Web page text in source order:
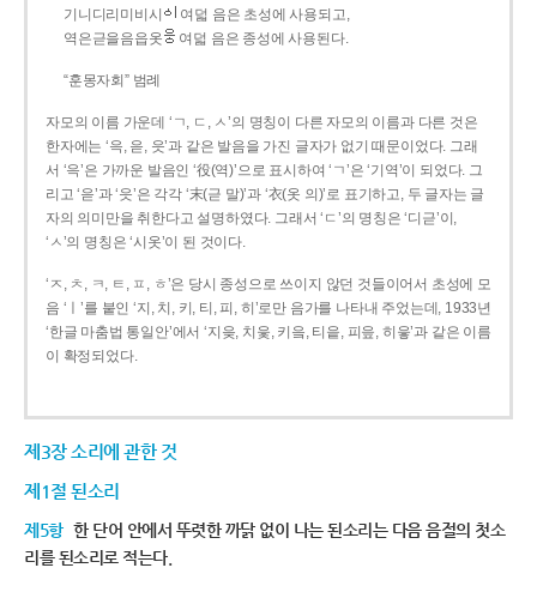
기니디리미비시
여덟 음은 초성에 사용되고,
역은귿을음읍옷
여덟 음은 종성에 사용된다.
“훈몽자회” 범례
자모의 이름 가운데 ‘ㄱ, ㄷ, ㅅ’의 명칭이 다른 자모의 이름과 다른 것은
한자에는 ‘윽, 읃, 읏’과 같은 발음을 가진 글자가 없기 때문이었다. 그래
서 ‘윽’은 가까운 발음인 ‘役(역)’으로 표시하여 ‘ㄱ’은 ‘기역’이 되었다. 그
리고 ‘읃’과 ‘읏’은 각각 ‘末(귿 말)’과 ‘衣(옷 의)’로 표기하고, 두 글자는 글
자의 의미만을 취한다고 설명하였다. 그래서 ‘ㄷ’의 명칭은 ‘디귿’이,
‘ㅅ’의 명칭은 ‘시옷’이 된 것이다.
‘ㅈ, ㅊ, ㅋ, ㅌ, ㅍ, ㅎ’은 당시 종성으로 쓰이지 않던 것들이어서 초성에 모
음 ‘ㅣ’를 붙인 ‘지, 치, 키, 티, 피, 히’로만 음가를 나타내 주었는데, 1933년
‘한글 마춤법 통일안’에서 ‘지읒, 치읓, 키읔, 티읕, 피읖, 히읗’과 같은 이름
이 확정되었다.
제3장 소리에 관한 것
제1절 된소리
제5항 한 단어 안에서 뚜렷한 까닭 없이 나는 된소리는 다음 음절의 첫소
리를 된소리로 적는다.